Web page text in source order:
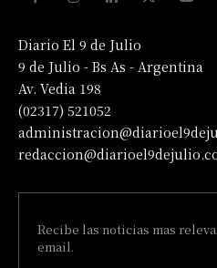
Diario El 9 de Julio
9 de Julio - Bs As - Argentina
Av. Vedia 198
(02317) 521052
Recibe las noticias mas
email.